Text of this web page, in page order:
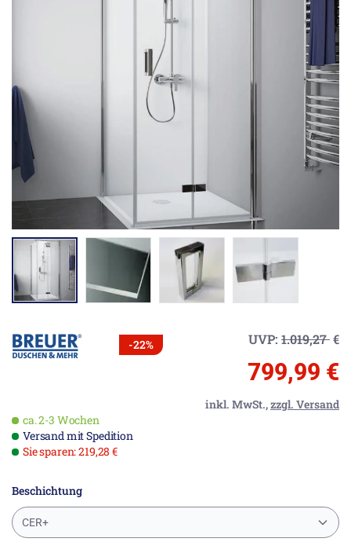
-22% UVP: 1.019,27€
799,99 €
inkl. MwSt.,zzgl. Versand
ca. 2-3 Wochen
Versand mit Spedition
Sie sparen: 219,28 €
Beschichtung
CER+